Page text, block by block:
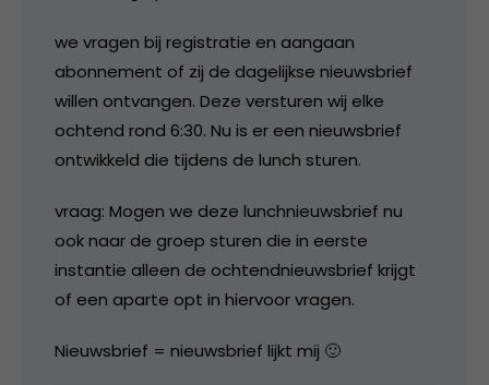
we vragen bij registratie en aangaan
abonnement of zij de dagelijkse nieuwsbrief
willen ontvangen. Deze versturen wij elke
ochtend rond 6:30. Nu is er een nieuwsbrief
ontwikkeld die tijdens de lunch sturen.
vraag: Mogen we deze lunchnieuwsbrief nu
ook naar de groep sturen die in eerste
instantie alleen de ochtendnieuwsbrief krijgt
of een aparte opt in hiervoor vragen.
Nieuwsbrief = nieuwsbrief lijkt mij 🙂